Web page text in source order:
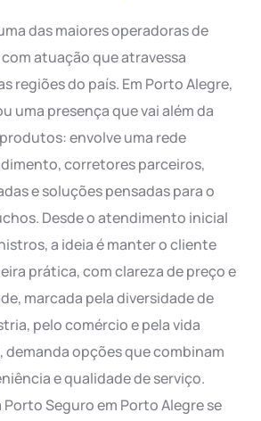
das maiores operadoras de
atuação que atravessa
regiões do país. Em Porto Alegre,
uma presença que vai além da
envolve uma rede
corretores parceiros,
e soluções pensadas para o
Desde o atendimento inicial
a ideia é manter o cliente
prática, com clareza de preço e
marcada pela diversidade de
pelo comércio e pela vida
demanda opções que combinam
e qualidade de serviço.
Seguro em Porto Alegre se